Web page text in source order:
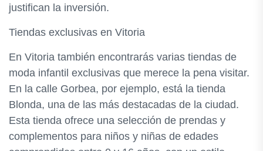
justifican la inversión.
Tiendas exclusivas en Vitoria
En Vitoria también encontrarás varias tiendas de
moda infantil exclusivas que merece la pena visitar.
En la calle Gorbea, por ejemplo, está la tienda
Blonda, una de las más destacadas de la ciudad.
Esta tienda ofrece una selección de prendas y
complementos para niños y niñas de edades